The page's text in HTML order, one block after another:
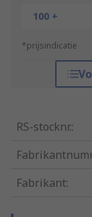
100 +
*prijsindicatie
RS-stocknr.:
Fabrikant: